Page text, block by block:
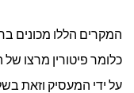
המקרים הללו מכונים
כלומר פיטורין מרצו
על ידי המעסיק וזאת